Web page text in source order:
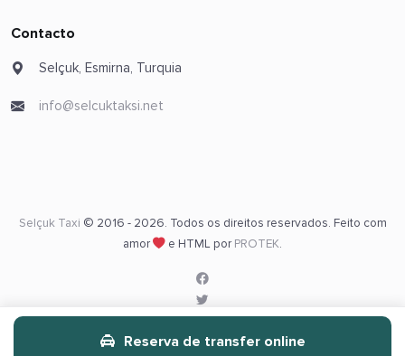
Contacto
Selçuk, Esmirna, Turquia
info@selcuktaksi.net
Selçuk Taxi © 2016 - 2026. Todos os direitos reservados. Feito com
amor
e HTML por PROTEK.
Reserva de transfer online